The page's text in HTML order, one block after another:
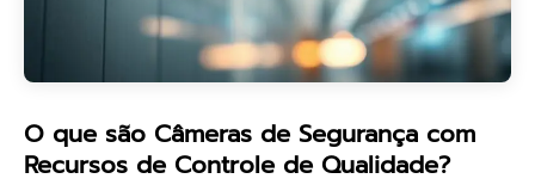
O que são Câmeras de Segurança com
Recursos de Controle de Qualidade?